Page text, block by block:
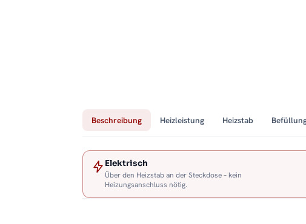
Beschreibung Heizleistung Heizstab
Elektrisch
Über den Heizstab an der Steckdose – kein
Heizungsanschluss nötig.